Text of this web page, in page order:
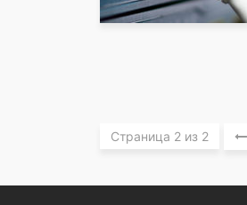
Страница 2 из 2